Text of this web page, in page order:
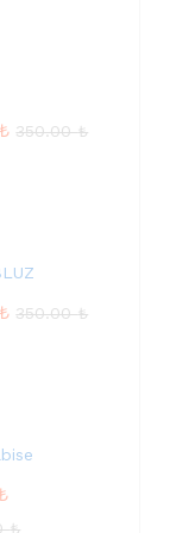
₺ 350.00₺
₺ 350.00₺
₺